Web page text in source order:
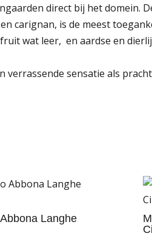
direct bij het domein.
carignan, is de meest
wat leer, en aardse en
verrassende sensatie als
Langhe